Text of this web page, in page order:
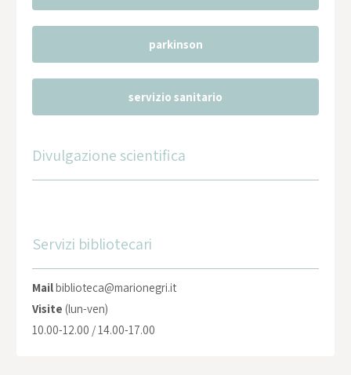
parkinson
servizio sanitario
Divulgazione scientifica
Servizi bibliotecari
Mailbiblioteca@marionegri.it
Visite (lun-ven)
10.00-12.00 / 14.00-17.00